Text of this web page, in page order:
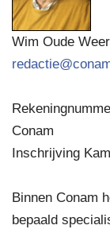
Wim Oude
Conam
Inschrijving
Binnen Conam
bepaald